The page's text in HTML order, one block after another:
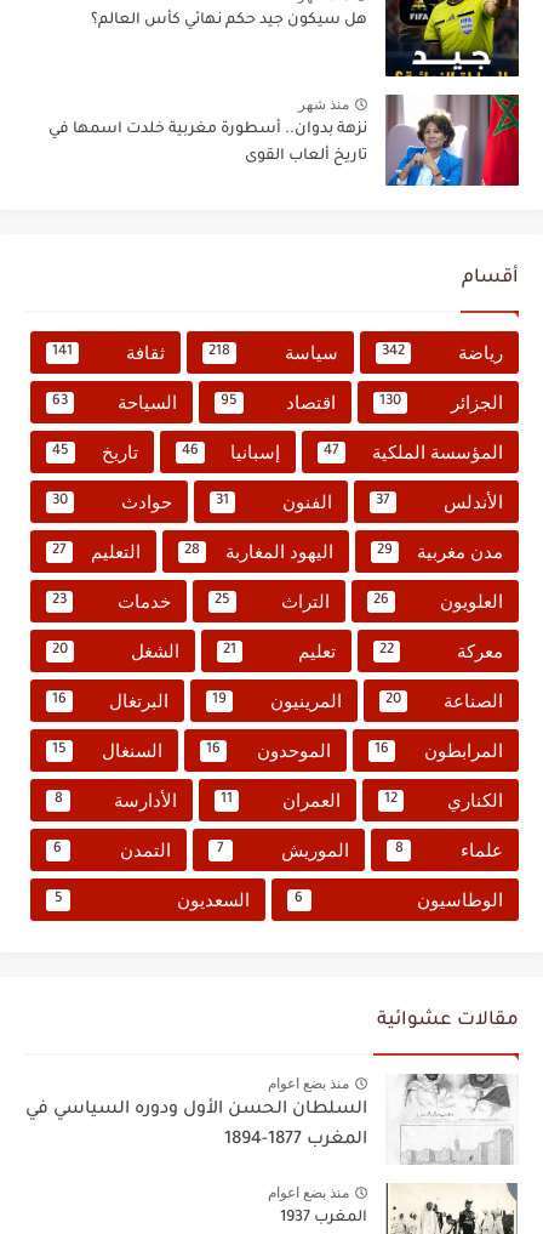
هل سيكون جيد حكم نهائي كأس العالم؟
منذ شهر
نزهة بدوان.. أسطورة مغربية خلدت اسمها في
تاريخ ألعاب القوى
أقسام
رياضة 342 سياسة 218 ثقافة 141
الجزائر 130 اقتصاد 95 السياحة 63
المؤسسة الملكية 47 إسبانيا 46 تاريخ 45
الأندلس 37 الفنون 31 حوادث 30
مدن مغربية 29 اليهود المغاربة 28 التعليم 27
العلويون 26 التراث 25 خدمات 23
معركة 22 تعليم 21 الشغل 20
الصناعة 20 المرينيون 19 البرتغال 16
المرابطون 16 الموحدون 16 السنغال 15
الكناري 12 العمران 11 الأدارسة 8
علماء 8 الموريش 7 التمدن 6
الوطاسيون 6 السعديون 5
مقالات عشوائية
منذ بضع اعوام
السلطان الحسن الأول ودوره السياسي في
المغرب 1877-1894
منذ بضع اعوام
المغرب 1937